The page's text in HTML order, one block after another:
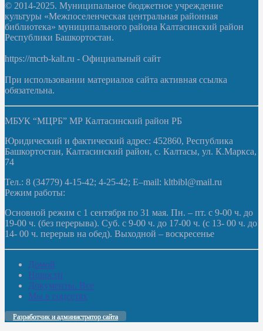
© 2014-2025. Муниципальное бюджетное учреждение
культуры «Межпоселенческая центральная районная
библиотека» муниципального района Калтасинский район
Республики Башкортостан.
https://mcrb-kalt.ru - Официальный сайт
При использовании материалов сайта активная ссылка
обязательна.
МБУК “МЦРБ” МР Калтасинский район РБ
Юридический и фактический адрес: 452860, Республика
Башкортостан, Калтасинский район, с. Калтасы, ул. К.Маркса,
74
Тел.: 8 (34779) 4-15-42; 4-25-42; E–mail: kltbibl@mail.ru
Режим работы:
Основной режим с 1 сентября по 31 мая. Пн. – пт. с 9-00 ч. до
19-00 ч. (без перерыва). Суб. с 9-00 ч. до 17-00 ч. (с 13- 00 ч. до
14- 00 ч. перерыв на обед). Выходной – воскресенье
Домой
Новости
Документы. Все
Мы в соцсетях
Разработчик и администратор сайта